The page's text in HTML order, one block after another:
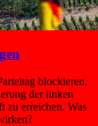
blockieren,
der linken
zu erreichen. Was